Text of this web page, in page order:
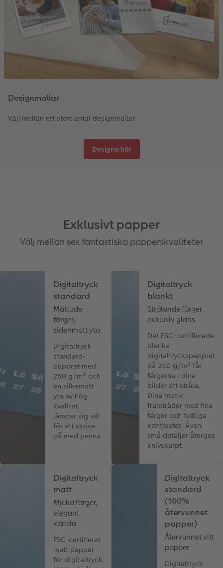
Designmallar
Välj mellan ett stort antal designmallar
Designa här
Exklusivt papper
Välj mellan sex fantastiska papperskvaliteter
Digitaltryck
standard
Mättade
färger,
sidenmatt yta
Digitaltryck
standard-
pappret med
250 g/m² och
en silkematt
yta av hög
kvalitet,
lämpar sig väl
för att skriva
på med penna.
Digitaltryck
blankt
Strålande färger,
exklusiv glans
Det FSC-certifierade
blanka
digitaltryckspappret
på 250 g/m² får
färgerna i dina
bilder att stråla.
Dina motiv
framträder med fina
färger och tydliga
kontraster. Även
små detaljer återges
knivskarpt.
Digitaltryck
matt
Mjuka färger,
elegant
känsla
FSC-certifierat
matt papper
för digitaltryck
Digitaltryck
standard
(100%
återvunnet
papper)
Återvunnet vitt
papper
Digitaltryck